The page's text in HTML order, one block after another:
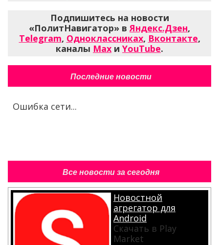
Подпишитесь на новости
«ПолитНавигатор» вЯндекс.Дзен,
Telegram, Одноклассниках, Вконтакте,
каналы Max и YouTube.
Последние новости
Ошибка сети...
Все новости за сегодня
Новостной
агрегатор для
Android
Скачать в Play
Market